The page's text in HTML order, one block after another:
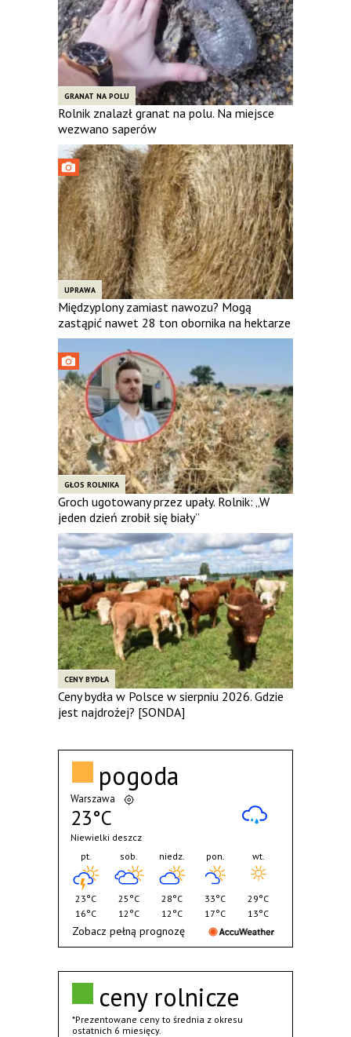
GRANAT NA POLU
Rolnik znalazł granat na polu. Na miejsce
wezwano saperów
UPRAWA
Międzyplony zamiast nawozu? Mogą
zastąpić nawet 28 ton obornika na hektarze
GŁOS ROLNIKA
Groch ugotowany przez upały. Rolnik: „W
jeden dzień zrobił się biały”
CENY BYDŁA
Ceny bydła w Polsce w sierpniu 2026. Gdzie
jest najdrożej? [SONDA]
ceny rolnicze
*Prezentowane ceny to średnia z okresu
ostatnich 6 miesięcy.
pogoda
Warszawa
23°C
Niewielki deszcz
pt.
23°C
16°C
sob.
25°C
12°C
niedz.
28°C
12°C
pon.
33°C
17°C
wt.
29°C
13°C
Zobacz pełną prognozę